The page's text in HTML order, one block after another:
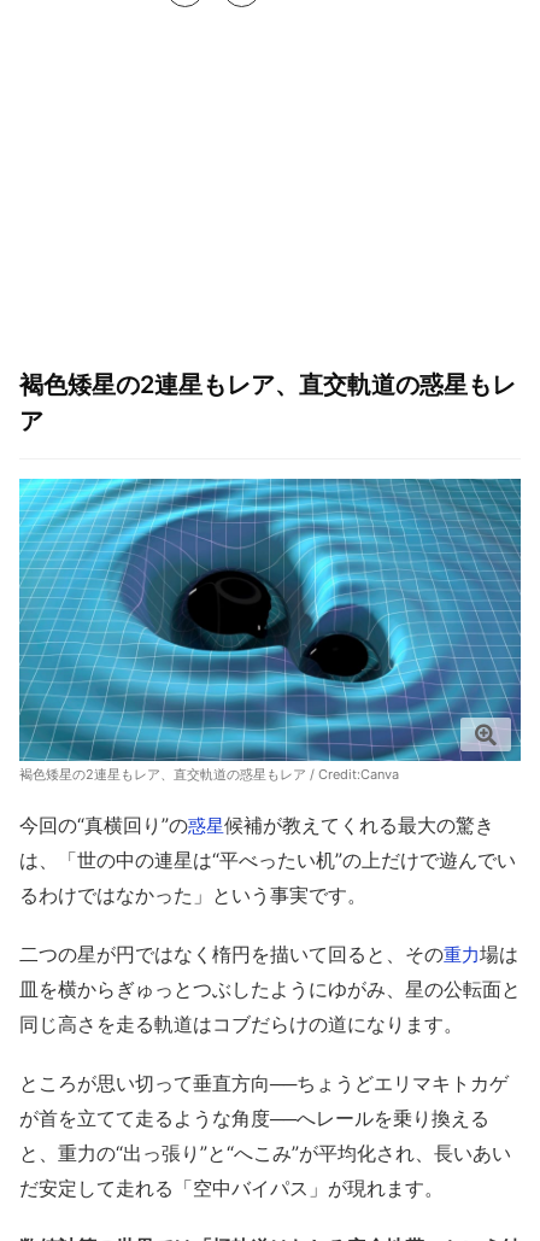
褐色矮星の2連星もレア、直交軌道の惑星もレ
ア
褐色矮星の2連星もレア、直交軌道の惑星もレア / Credit:Canva
今回の“真横回り”の惑星候補が教えてくれる最大の驚き
は、「世の中の連星は“平べったい机”の上だけで遊んでい
るわけではなかった」という事実です。
二つの星が円ではなく楕円を描いて回ると、その重力場は
皿を横からぎゅっとつぶしたようにゆがみ、星の公転面と
同じ高さを走る軌道はコブだらけの道になります。
ところが思い切って垂直方向──ちょうどエリマキトカゲ
が首を立てて走るような角度──へレールを乗り換える
と、重力の“出っ張り”と“へこみ”が平均化され、長いあい
だ安定して走れる「空中バイパス」が現れます。